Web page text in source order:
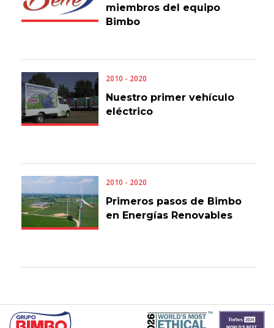
miembros del equipo
Bimbo
2010 - 2020
Nuestro primer vehículo
eléctrico
2010 - 2020
Primeros pasos de Bimbo
en Energías Renovables